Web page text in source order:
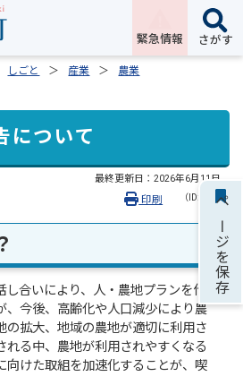
緊急情報 さがす
しごと 産業
農業
について
最終更新日： 2026年6月11日
（ID:1975）
印刷
合いにより、人・農地プランを作
、今後、高齢化や人口減少により農
の拡大、地域の農地が適切に利用さ
れる中、農地が利用されやすくなる
向けた取組を加速化することが、喫
ページを保存